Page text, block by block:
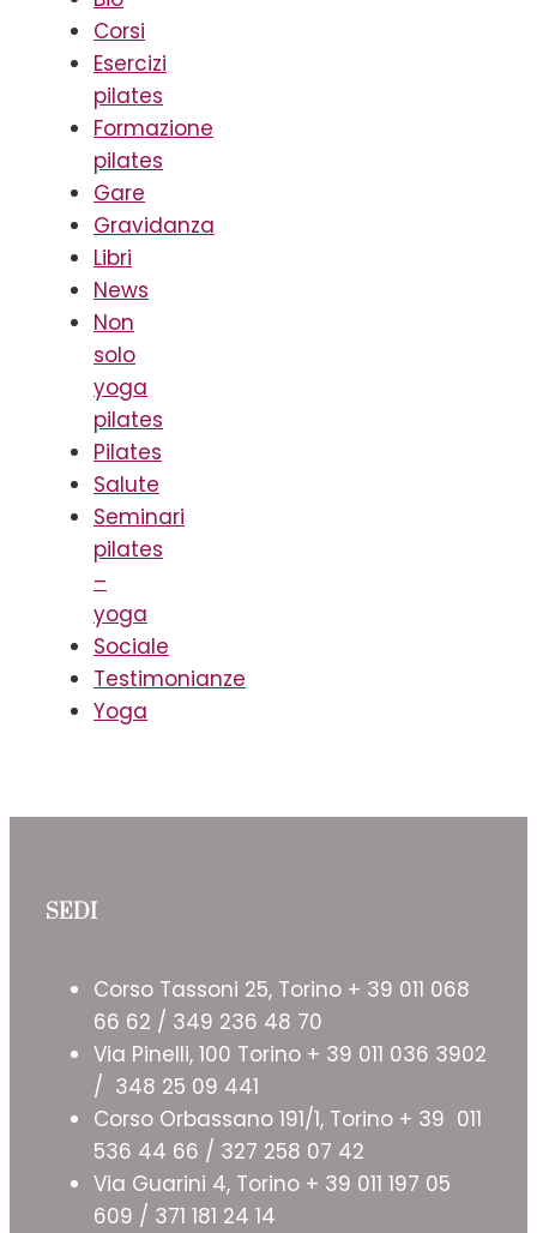
Corsi
Esercizi
pilates
Formazione
pilates
Gare
Gravidanza
Libri
News
Non
solo
yoga
pilates
Pilates
Salute
Seminari
pilates
–
yoga
Sociale
Testimonianze
Yoga
SEDI
Corso Tassoni 25, Torino + 39 011 068
66 62 / 349 236 48 70
Via Pinelli, 100 Torino + 39 011 036 3902
/ 348 25 09 441
Corso Orbassano 191/1, Torino + 39 011
536 44 66 / 327 258 07 42
Via Guarini 4, Torino + 39 011 197 05
609 / 371 181 24 14